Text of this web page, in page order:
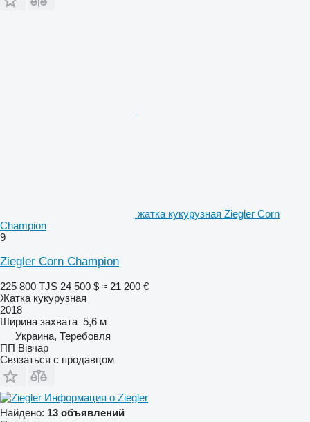
жатка кукурузная Ziegler Corn
Champion
9
Ziegler Corn Champion
225 800 TJS 24 500 $ ≈ 21 200 €
Жатка кукурузная
2018
Ширина захвата 5,6 м
Украина, Теребовля
ПП Вівчар
Связаться с продавцом
Информация о Ziegler
Найдено: 13 объявлений